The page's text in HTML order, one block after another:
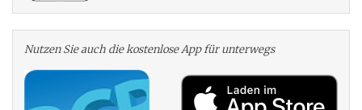
Nutzen Sie auch die kosten­lose App für unterwegs